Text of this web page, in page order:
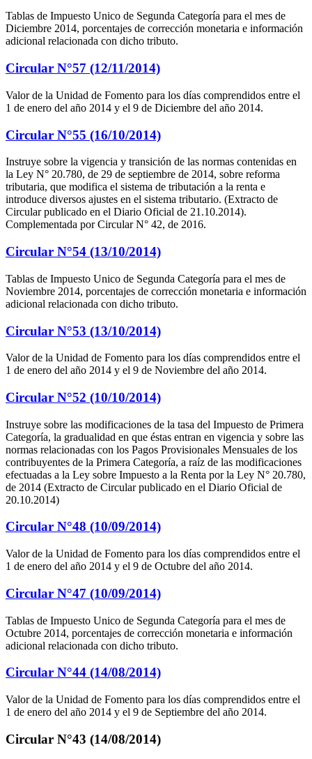
Tablas de Impuesto Unico de Segunda Categoría para el mes de
Diciembre 2014, porcentajes de corrección monetaria e información
adicional relacionada con dicho tributo.
Circular N°57 (12/11/2014)
Valor de la Unidad de Fomento para los días comprendidos entre el
1 de enero del año 2014 y el 9 de Diciembre del año 2014.
Circular N°55 (16/10/2014)
Instruye sobre la vigencia y transición de las normas contenidas en
la Ley N° 20.780, de 29 de septiembre de 2014, sobre reforma
tributaria, que modifica el sistema de tributación a la renta e
introduce diversos ajustes en el sistema tributario. (Extracto de
Circular publicado en el Diario Oficial de 21.10.2014).
Complementada por Circular N° 42, de 2016.
Circular N°54 (13/10/2014)
Tablas de Impuesto Unico de Segunda Categoría para el mes de
Noviembre 2014, porcentajes de corrección monetaria e información
adicional relacionada con dicho tributo.
Circular N°53 (13/10/2014)
Valor de la Unidad de Fomento para los días comprendidos entre el
1 de enero del año 2014 y el 9 de Noviembre del año 2014.
Circular N°52 (10/10/2014)
Instruye sobre las modificaciones de la tasa del Impuesto de Primera
Categoría, la gradualidad en que éstas entran en vigencia y sobre las
normas relacionadas con los Pagos Provisionales Mensuales de los
contribuyentes de la Primera Categoría, a raíz de las modificaciones
efectuadas a la Ley sobre Impuesto a la Renta por la Ley N° 20.780,
de 2014 (Extracto de Circular publicado en el Diario Oficial de
20.10.2014)
Circular N°48 (10/09/2014)
Valor de la Unidad de Fomento para los días comprendidos entre el
1 de enero del año 2014 y el 9 de Octubre del año 2014.
Circular N°47 (10/09/2014)
Tablas de Impuesto Unico de Segunda Categoría para el mes de
Octubre 2014, porcentajes de corrección monetaria e información
adicional relacionada con dicho tributo.
Circular N°44 (14/08/2014)
Valor de la Unidad de Fomento para los días comprendidos entre el
1 de enero del año 2014 y el 9 de Septiembre del año 2014.
Circular N°43 (14/08/2014)